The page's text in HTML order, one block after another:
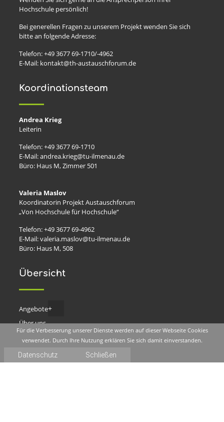
Hochschule persönlich!
Bei generellen Fragen zu unserem Projekt wenden Sie sich
bitte an folgende Adresse:
Telefon: +49 3677 69-1710/-4962
E-Mail: kontakt@th-austauschforum.de
Koordinationsteam
Andrea Krieg
Leiterin
Telefon: +49 3677 69-1710
E-Mail: andrea.krieg@tu-ilmenau.de
Büro: Haus M, Zimmer 501
Valeria Maslov
Koordinatorin Projekt Austauschforum
„Von Hochschule für Hochschule“
Telefon: +49 3677 69-4962
E-Mail: valeria.maslov@tu-ilmenau.de
Büro: Haus M, 508
Übersicht
Angebote
Fachtagung
Arbeitstreffen
sonstige Veranstaltungen
Über uns
Themen
Forum
Gesunde Hochschulen Thüringen
Für die Verbesserung unserer Dienste werden auf dieser Webseite Cookies
verwendet. Durch Ihre Nutzung erklären Sie sich damit einverstanden.
Datenschutz Schließen